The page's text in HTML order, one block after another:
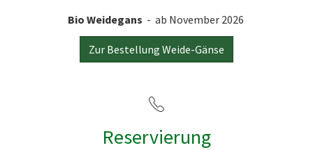
Bio Weidegans - ab November 2026
Zur Bestellung Weide-Gänse
Reservierung